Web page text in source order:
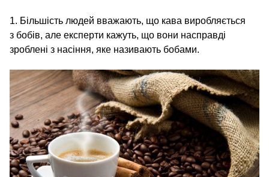
1. Більшість людей вважають, що кава виробляється
з бобів, але експерти кажуть, що вони насправді
зроблені з насіння, яке називають бобами.